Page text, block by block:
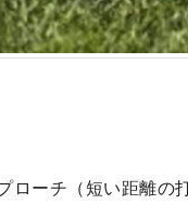
ローチ（短い距離の